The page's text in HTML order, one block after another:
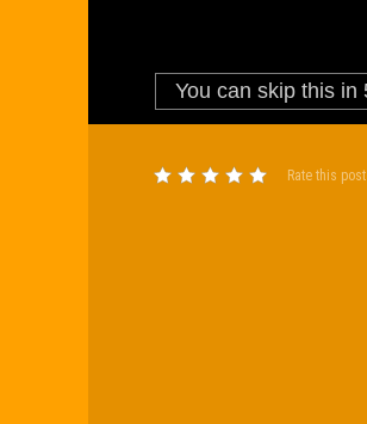
Rate this post